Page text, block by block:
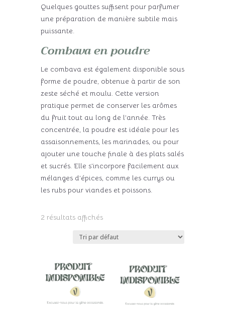
Quelques gouttes suffisent pour parfumer
une préparation de manière subtile mais
puissante.
Combava en poudre
Le combava est également disponible sous
forme de poudre, obtenue à partir de son
zeste séché et moulu. Cette version
pratique permet de conserver les arômes
du fruit tout au long de l’année. Très
concentrée, la poudre est idéale pour les
assaisonnements, les marinades, ou pour
ajouter une touche finale à des plats salés
et sucrés. Elle s’incorpore facilement aux
mélanges d’épices, comme les currys ou
les rubs pour viandes et poissons.
2 résultats affichés